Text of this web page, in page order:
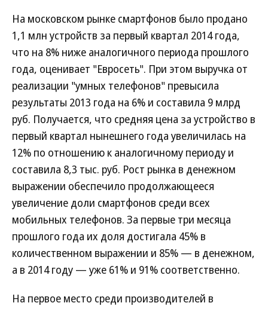
На московском рынке смартфонов было продано
1,1 млн устройств за первый квартал 2014 года,
что на 8% ниже аналогичного периода прошлого
года, оценивает "Евросеть". При этом выручка от
реализации "умных телефонов" превысила
результаты 2013 года на 6% и составила 9 млрд
руб. Получается, что средняя цена за устройство в
первый квартал нынешнего года увеличилась на
12% по отношению к аналогичному периоду и
составила 8,3 тыс. руб. Рост рынка в денежном
выражении обеспечило продолжающееся
увеличение доли смартфонов среди всех
мобильных телефонов. За первые три месяца
прошлого года их доля достигала 45% в
количественном выражении и 85% — в денежном,
а в 2014 году — уже 61% и 91% соответственно.
На первое место среди производителей в